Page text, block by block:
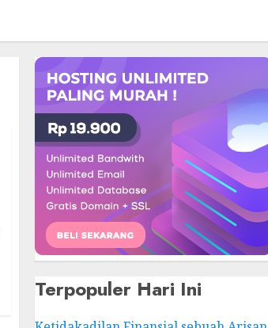
Terpopuler Hari Ini